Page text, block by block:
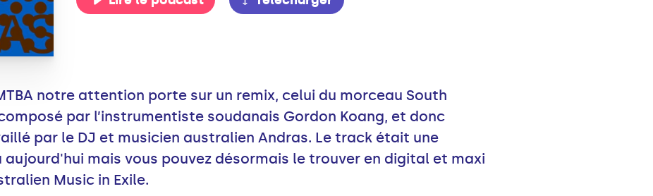
notre attention porte sur un remix, celui du morceau South
par l’instrumentiste soudanais Gordon Koang, et donc
par le DJ et musicien australien Andras. Le track était une
mais vous pouvez désormais le trouver en digital et maxi
Music in Exile.